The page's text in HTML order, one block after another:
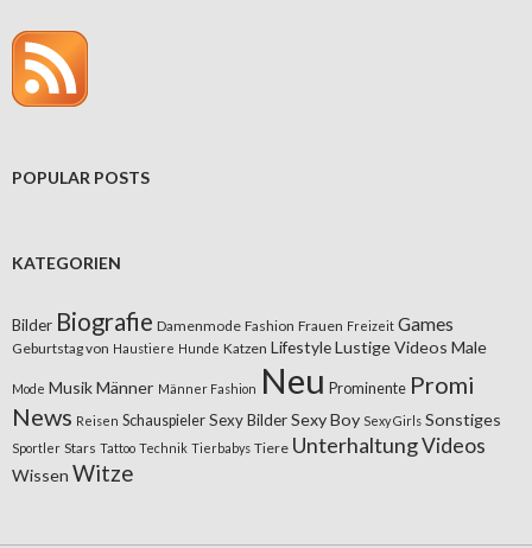
POPULAR POSTS
KATEGORIEN
Bilder Biografie Damenmode Fashion Frauen Freizeit Games
Geburtstag von Haustiere Hunde Katzen LifestyleLustige Videos Male
Mode MusikMänner Männer Fashion Neu Prominente Promi
News Reisen Schauspieler Sexy BilderSexy Boy Sexy Girls Sonstiges
Sportler Stars Tattoo Technik Tierbabys Tiere UnterhaltungVideos
Wissen Witze